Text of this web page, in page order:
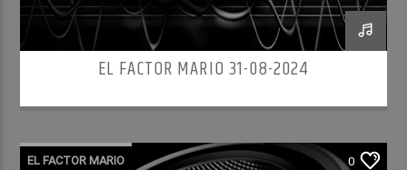
EL FACTOR MARIO 31-08-2024
EL FACTOR MARIO 0